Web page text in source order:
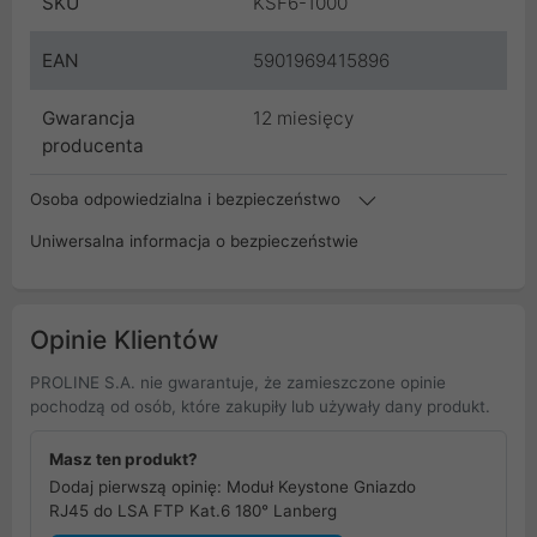
EAN 5901969415896
Gwarancja
producenta
12 miesięcy
Osoba odpowiedzialna i bezpieczeństwo
Uniwersalna informacja o bezpieczeństwie
Opinie Klientów
PROLINE S.A. nie gwarantuje, że zamieszczone opinie
pochodzą od osób, które zakupiły lub używały dany produkt.
Masz ten produkt?
Dodaj pierwszą opinię: Moduł Keystone Gniazdo
RJ45 do LSA FTP Kat.6 180° Lanberg